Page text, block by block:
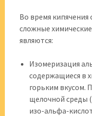
Во время кипячения
сложные
являются:
Изомеризация
содержащиеся в
горьким вкусом.
щелочной среды
изо-альфа-